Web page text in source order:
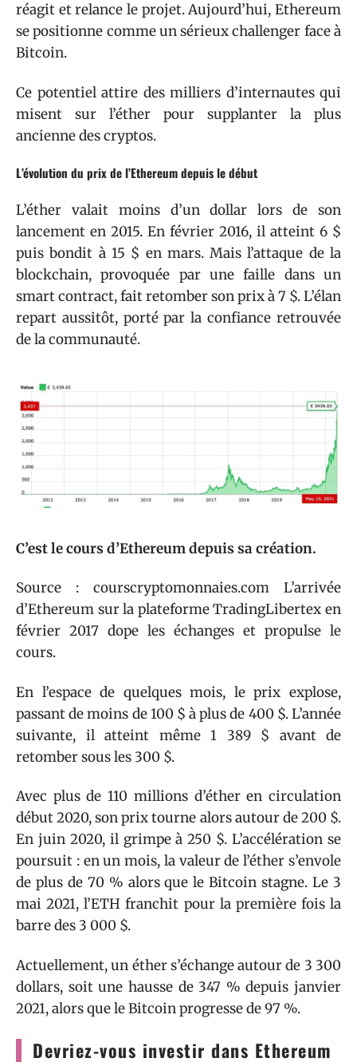
réagit et relance le projet. Aujourd’hui, Ethereum
se positionne comme un sérieux challenger face à
Bitcoin.
Ce potentiel attire des milliers d’internautes qui
misent sur l’éther pour supplanter la plus
ancienne des cryptos.
L’évolution du prix de l’Ethereum depuis le début
L’éther valait moins d’un dollar lors de son
lancement en 2015. En février 2016, il atteint 6 $
puis bondit à 15 $ en mars. Mais l’attaque de la
blockchain, provoquée par une faille dans un
smart contract, fait retomber son prix à 7 $. L’élan
repart aussitôt, porté par la confiance retrouvée
de la communauté.
C’est le cours d’Ethereum depuis sa création.
Source : courscryptomonnaies.com L’arrivée
d’Ethereum sur la plateforme TradingLibertex en
février 2017 dope les échanges et propulse le
cours.
En l’espace de quelques mois, le prix explose,
passant de moins de 100 $ à plus de 400 $. L’année
suivante, il atteint même 1 389 $ avant de
retomber sous les 300 $.
Avec plus de 110 millions d’éther en circulation
début 2020, son prix tourne alors autour de 200 $.
En juin 2020, il grimpe à 250 $. L’accélération se
poursuit : en un mois, la valeur de l’éther s’envole
de plus de 70 % alors que le Bitcoin stagne. Le 3
mai 2021, l’ETH franchit pour la première fois la
barre des 3 000 $.
Actuellement, un éther s’échange autour de 3 300
dollars, soit une hausse de 347 % depuis janvier
2021, alors que le Bitcoin progresse de 97 %.
Devriez-vous investir dans Ethereum